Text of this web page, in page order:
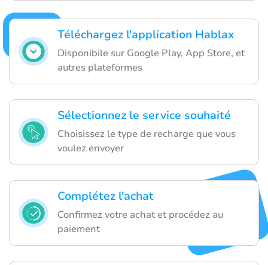
Téléchargez l'application Hablax
Disponibile sur Google Play, App Store, et
autres plateformes
Sélectionnez le service souhaité
Choisissez le type de recharge que vous
voulez envoyer
Complétez l'achat
Confirmez votre achat et procédez au
paiement